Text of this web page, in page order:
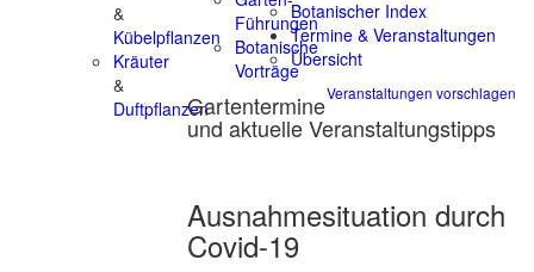
&
Kübelpflanzen
Kräuter
&
Duftpflanzen
Führungen
Botanische
Vorträge
Veranstaltungen vorschlagen
Gartentermine
und aktuelle Veranstaltungstipps
Ausnahmesituation durch
Covid-19
Botanischer Index
Termine & Veranstaltungen
Übersicht